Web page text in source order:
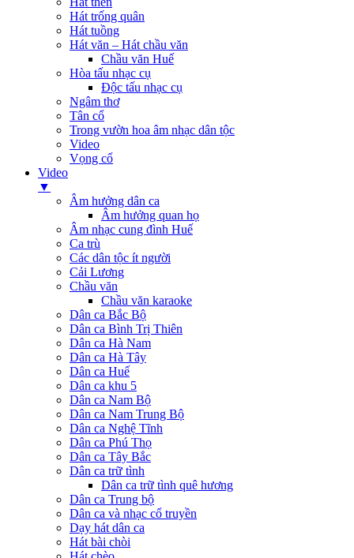
Hát trống quân
Hát tuồng
Hát văn – Hát chầu văn
Chầu văn Huế
Hòa tấu nhạc cụ
Độc tấu nhạc cụ
Ngâm thơ
Tân cổ
Trong vườn hoa âm nhạc dân tộc
Video
Vọng cổ
Video
▼
Âm hưởng dân ca
Âm hưởng quan họ
Âm nhạc cung đình Huế
Ca trù
Các dân tộc ít người
Cải Lương
Chầu văn
Chầu văn karaoke
Dân ca Bắc Bộ
Dân ca Bình Trị Thiên
Dân ca Hà Nam
Dân ca Hà Tây
Dân ca Huế
Dân ca khu 5
Dân ca Nam Bộ
Dân ca Nam Trung Bộ
Dân ca Nghệ Tĩnh
Dân ca Phú Thọ
Dân ca Tây Bắc
Dân ca trữ tình
Dân ca trữ tình quê hương
Dân ca Trung bộ
Dân ca và nhạc cổ truyền
Dạy hát dân ca
Hát bài chòi